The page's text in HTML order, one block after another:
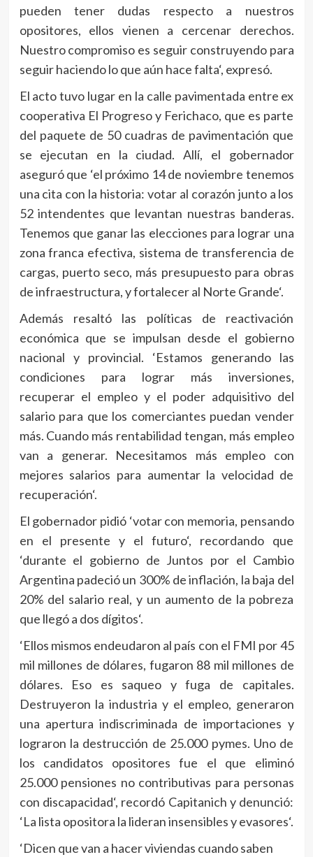
pueden tener dudas respecto a nuestros
opositores, ellos vienen a cercenar derechos.
Nuestro compromiso es seguir construyendo para
seguir haciendo lo que aún hace falta‘, expresó.
El acto tuvo lugar en la calle pavimentada entre ex
cooperativa El Progreso y Ferichaco, que es parte
del paquete de 50 cuadras de pavimentación que
se ejecutan en la ciudad. Allí, el gobernador
aseguró que ‘el próximo 14 de noviembre tenemos
una cita con la historia: votar al corazón junto a los
52 intendentes que levantan nuestras banderas.
Tenemos que ganar las elecciones para lograr una
zona franca efectiva, sistema de transferencia de
cargas, puerto seco, más presupuesto para obras
de infraestructura, y fortalecer al Norte Grande‘.
Además resaltó las políticas de reactivación
económica que se impulsan desde el gobierno
nacional y provincial. ‘Estamos generando las
condiciones para lograr más inversiones,
recuperar el empleo y el poder adquisitivo del
salario para que los comerciantes puedan vender
más. Cuando más rentabilidad tengan, más empleo
van a generar. Necesitamos más empleo con
mejores salarios para aumentar la velocidad de
recuperación‘.
El gobernador pidió ‘votar con memoria, pensando
en el presente y el futuro‘, recordando que
‘durante el gobierno de Juntos por el Cambio
Argentina padeció un 300% de inflación, la baja del
20% del salario real, y un aumento de la pobreza
que llegó a dos dígitos‘.
‘Ellos mismos endeudaron al país con el FMI por 45
mil millones de dólares, fugaron 88 mil millones de
dólares. Eso es saqueo y fuga de capitales.
Destruyeron la industria y el empleo, generaron
una apertura indiscriminada de importaciones y
lograron la destrucción de 25.000 pymes. Uno de
los candidatos opositores fue el que eliminó
25.000 pensiones no contributivas para personas
con discapacidad‘, recordó Capitanich y denunció:
‘La lista opositora la lideran insensibles y evasores‘.
‘Dicen que van a hacer viviendas cuando saben